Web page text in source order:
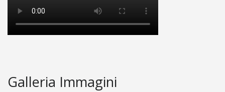
Galleria Immagini